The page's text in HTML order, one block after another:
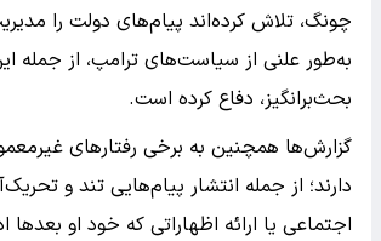
چونگ، تلاش کرده‌اند پیام‌های دولت را
به‌طور علنی از سیاست‌های ترامپ، از جمله
بحث‌برانگیز، دفاع کرده است.
گزارش‌ها همچنین به برخی رفتارهای
دارند؛ از جمله انتشار پیام‌هایی تند و
اجتماعی یا ارائه اظهاراتی که خود او بعدها